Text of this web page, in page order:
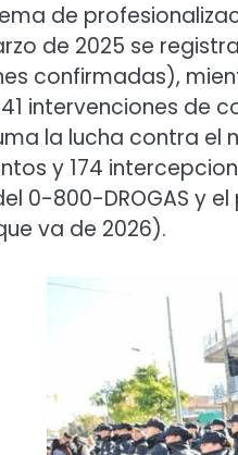
de
de 2025 se
confirmadas),
intervenciones de
la lucha contra el
y 174
0-800-DROGAS y
va de 2026).